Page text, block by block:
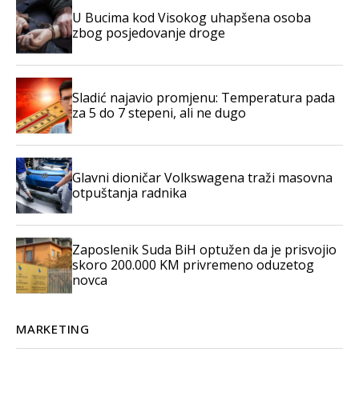
U Bucima kod Visokog uhapšena osoba
zbog posjedovanje droge
Sladić najavio promjenu: Temperatura pada
za 5 do 7 stepeni, ali ne dugo
Glavni dioničar Volkswagena traži masovna
otpuštanja radnika
Zaposlenik Suda BiH optužen da je prisvojio
skoro 200.000 KM privremeno oduzetog
novca
MARKETING